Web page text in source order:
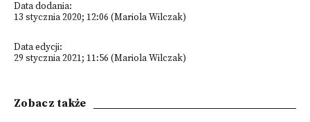
Data dodania:
13 stycznia 2020; 12:06 (Mariola Wilczak)
Data edycji:
29 stycznia 2021; 11:56 (Mariola Wilczak)
Zobacz także